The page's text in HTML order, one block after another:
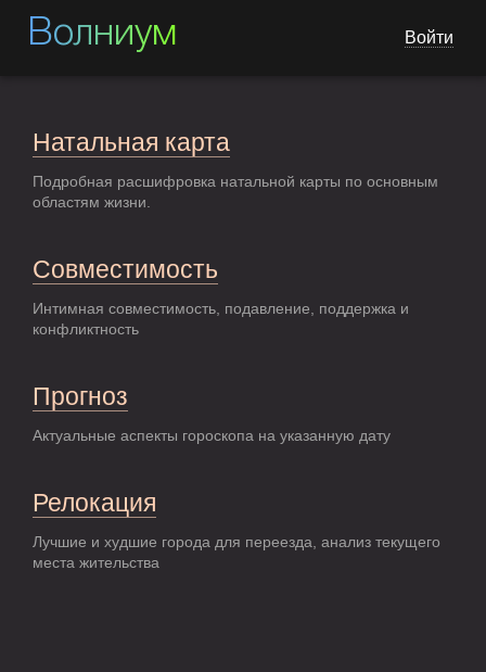
Волниум Войти
Натальная карта
Подробная расшифровка натальной карты по основным
областям жизни.
Совместимость
Интимная совместимость, подавление, поддержка и
конфликтность
Прогноз
Актуальные аспекты гороскопа на указанную дату
Релокация
Лучшие и худшие города для переезда, анализ текущего
места жительства